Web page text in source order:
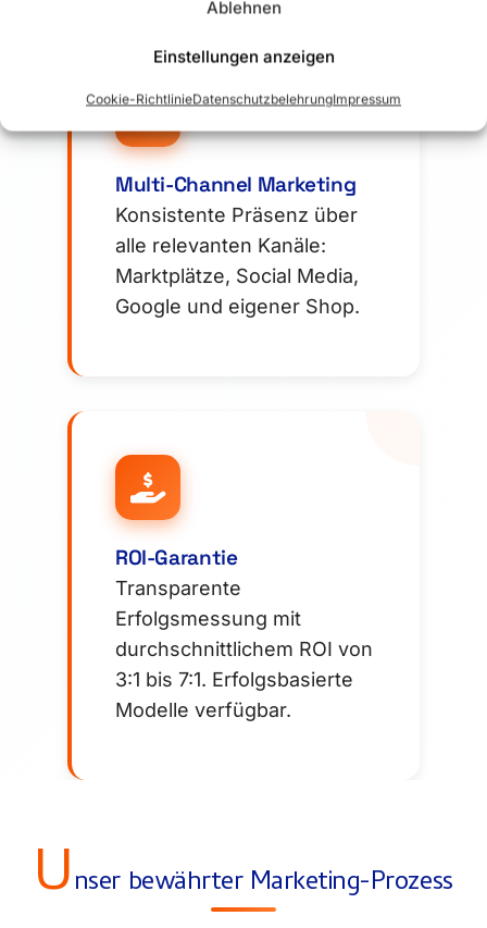
Ablehnen
Einstellungen anzeigen
Cookie-RichtlinieDatenschutzbelehrungImpressum
Multi-Channel Marketing
Konsistente Präsenz über
alle relevanten Kanäle:
Marktplätze, Social Media,
Google und eigener Shop.
ROI-Garantie
Transparente
Erfolgsmessung mit
durchschnittlichem ROI von
3:1 bis 7:1. Erfolgsbasierte
Modelle verfügbar.
Unser bewährter Marketing-Prozess